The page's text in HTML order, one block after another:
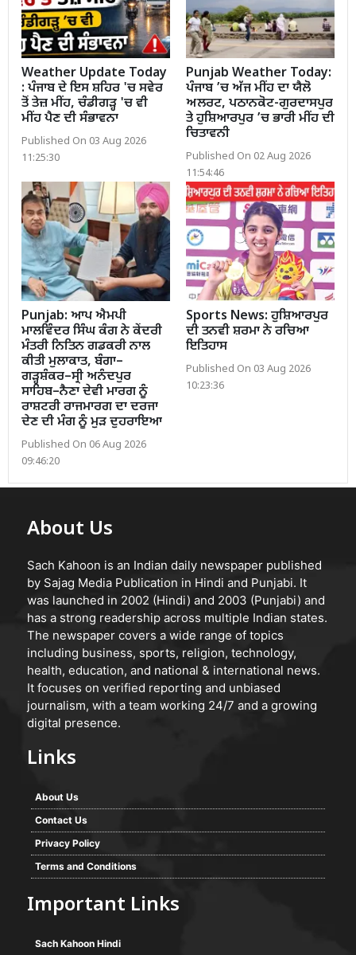
Weather Update Today
: ਪੰਜਾਬ ਦੇ ਇਸ ਸ਼ਹਿਰ 'ਚ ਸਵੇਰ
ਤੋਂ ਤੇਜ਼ ਮੀਂਹ, ਚੰਡੀਗੜ੍ਹ 'ਚ ਵੀ
ਮੀਂਹ ਪੈਣ ਦੀ ਸੰਭਾਵਨਾ
Published On 03 Aug 2026
11:25:30
Punjab Weather Today:
ਪੰਜਾਬ ’ਚ ਅੱਜ ਮੀਂਹ ਦਾ ਯੈਲੋ
ਅਲਰਟ, ਪਠਾਨਕੋਟ-ਗੁਰਦਾਸਪੁਰ
ਤੇ ਹੁਸ਼ਿਆਰਪੁਰ ’ਚ ਭਾਰੀ ਮੀਂਹ ਦੀ
ਚਿਤਾਵਨੀ
Published On 02 Aug 2026
11:54:46
Punjab: ਆਪ ਐਮਪੀ
ਮਾਲਵਿੰਦਰ ਸਿੰਘ ਕੰਗ ਨੇ ਕੇਂਦਰੀ
ਮੰਤਰੀ ਨਿਤਿਨ ਗਡਕਰੀ ਨਾਲ
ਕੀਤੀ ਮੁਲਾਕਾਤ, ਬੰਗਾ–
ਗੜ੍ਹਸ਼ੰਕਰ–ਸ੍ਰੀ ਅਨੰਦਪੁਰ
ਸਾਹਿਬ–ਨੈਣਾ ਦੇਵੀ ਮਾਰਗ ਨੂੰ
ਰਾਸ਼ਟਰੀ ਰਾਜਮਾਰਗ ਦਾ ਦਰਜਾ
ਦੇਣ ਦੀ ਮੰਗ ਨੂੰ ਮੁੜ ਦੁਹਰਾਇਆ
Published On 06 Aug 2026
09:46:20
Sports News: ਹੁਸ਼ਿਆਰਪੁਰ
ਦੀ ਤਨਵੀ ਸ਼ਰਮਾ ਨੇ ਰਚਿਆ
ਇਤਿਹਾਸ
Published On 03 Aug 2026
10:23:36
About Us
Sach Kahoon is an Indian daily newspaper published
by Sajag Media Publication in Hindi and Punjabi. It
was launched in 2002 (Hindi) and 2003 (Punjabi) and
has a strong readership across multiple Indian states.
The newspaper covers a wide range of topics
including business, sports, religion, technology,
health, education, and national & international news.
It focuses on verified reporting and unbiased
journalism, with a team working 24/7 and a growing
digital presence.
Links
About Us
Contact Us
Privacy Policy
Terms and Conditions
Important Links
Sach Kahoon Hindi